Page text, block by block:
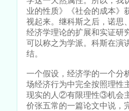
业的性质》《社会的成本》
视起来。继科斯之后，诺思
经济学理论的扩展和实证研
可以称之为学派。科斯在演
结。
一个假设，经济学的一个分
场经济行为中完全按照理性
现实的人②有限理性③机会
价张五常的一篇论文中说，